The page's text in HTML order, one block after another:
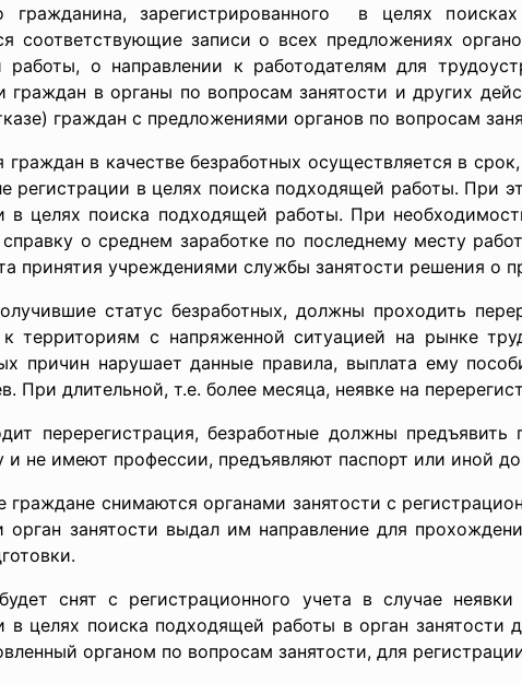
гражданина, зарегистрированного в целях
соответствующие записи о всех предложениях
работы, о направлении к работодателям для
граждан в органы по вопросам занятости и других
граждан с предложениями органов по вопросам
граждан в качестве безработных осуществляется в
регистрации в целях поиска подходящей работы. При
в целях поиска подходящей работы. При
о среднем заработке по последнему месту
принятия учреждениями службы занятости решения о
статус безработных, должны проходить
к территориям с напряженной ситуацией на рынке
причин нарушает данные правила, выплата ему
При длительной, т.е. более месяца, неявке на
перерегистрация, безработные должны
и не имеют профессии, предъявляют паспорт или иной
граждане снимаются органами занятости с
орган занятости выдал им направление для
снят с регистрационного учета в случае
в целях поиска подходящей работы в орган
органом по вопросам занятости, для